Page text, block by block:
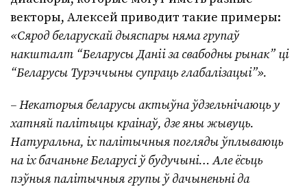
векторы, Алексей приводит такие примеры:
«Сярод беларускай дыяспары няма групаў
накшталт “Беларусы Даніі за свабодны рынак” ці
“Беларусы Турэччыны супраць глабалізацыі”».
– Некаторыя беларусы актыўна ўдзельнічаюць у
хатняй палітыцы краінаў, дзе яны жывуць.
Натуральна, іх палітычныя погляды ўплываюць
на іх бачаньне Беларусі ў будучыні… Але ёсьць
пэўныя палітычныя групы ў дачыненьні да